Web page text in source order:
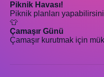
Piknik Havası!
Piknik planları
👕
Çamaşır Günü
Çamaşır kurutmak için